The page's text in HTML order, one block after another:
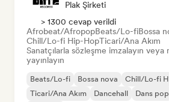
Plak Şirketi
> 1300 cevap verildi
Afrobeat/AfropopBeats/Lo-fiBossa
Chill/Lo-fi Hip-HopTicari/Ana Akım
Sanatçılarla sözleşme imzalayın veya
yayınlayın
Beats/Lo-fi Bossa nova
Chill/Lo-fi
Ticari/Ana Akım
Dancehall Dans pop